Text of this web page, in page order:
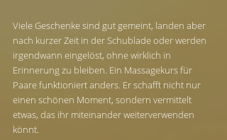
Viele Geschenke sind gut gemeint, landen aber
nach kurzer Zeit in der Schublade oder werden
irgendwann eingelöst, ohne wirklich in
Erinnerung zu bleiben. Ein Massagekurs für
Paare funktioniert anders. Er schafft nicht nur
einen schönen Moment, sondern vermittelt
etwas, das ihr miteinander weiterverwenden
könnt.